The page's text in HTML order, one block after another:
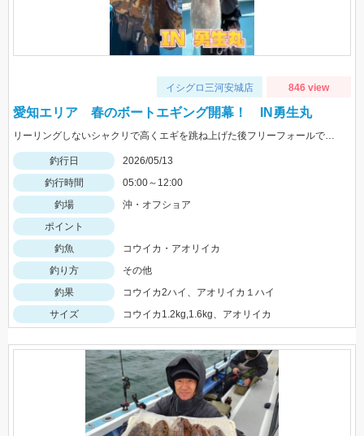
イシグロ三河安城店 846 view
愛知エリア 春のボートエギング開幕！ IN勇生丸
リーリングしないシャクリで高くエギを跳ね上げた後フリーフォールでヒット！エギのカラーはゴールド、ケイムラ系がおすすめです♪
釣行日
2026/05/13
釣行時間
05:00～12:00
釣場
沖・オフショア
ポイント
釣魚
コウイカ・アオリイカ
釣り方
その他
釣果
コウイカ2ハイ、アオリイカ１ハイ
サイズ
コウイカ1.2kg,1.6kg、アオリイカ